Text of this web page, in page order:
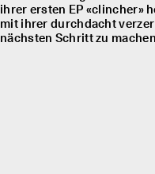
ihrer ersten EP «clincher»
mit ihrer durchdacht
nächsten Schritt zu